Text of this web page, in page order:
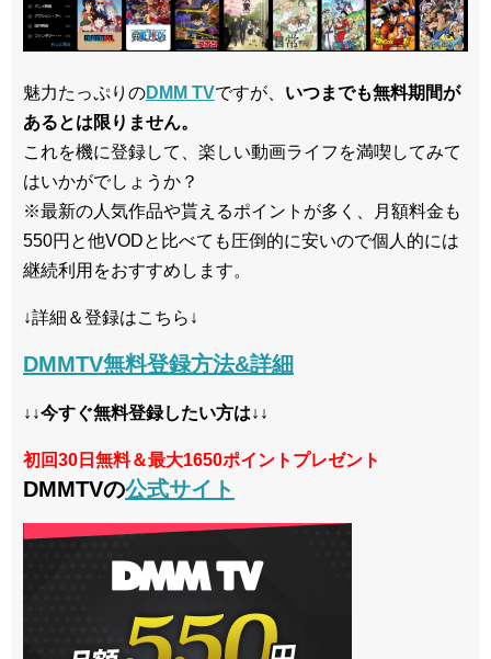
魅力たっぷりのDMM TVですが、 いつまでも無料期間が
あるとは限りません。
これを機に登録して、楽しい動画ライフを満喫してみて
はいかがでしょうか？
※最新の人気作品や貰えるポイントが多く、月額料金も
550円と他VODと比べても圧倒的に安いので個人的には
継続利用をおすすめします。
↓詳細＆登録はこちら↓
DMMTV無料登録方法&詳細
↓↓今すぐ無料登録したい方は↓↓
初回30日無料＆最大1650ポイントプレゼント
DMMTVの公式サイト